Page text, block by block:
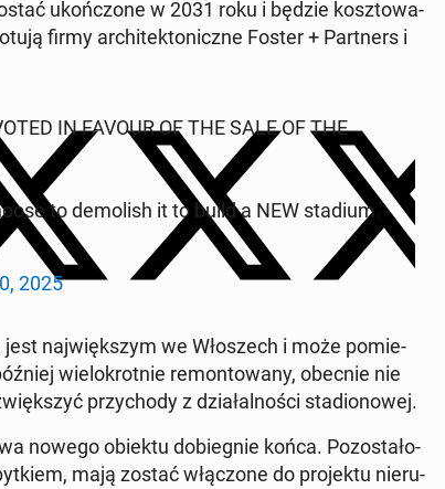
ukoń­czo­ne w 2031 roku i będzie kosz­to­wa­
firmy ar­chi­tek­to­nicz­ne Foster + Part­ners i
IN FAVOUR OF THE SALE OF THE
to de­mo­lish it to build a NEW stadium.
2025
naj­więk­szym we Wło­szech i może po­mie­
wie­lo­krot­nie re­mon­to­wa­ny, obecnie nie
przy­cho­dy z dzia­łal­no­ści sta­dio­no­wej.
nowego obiektu do­bie­gnie końca. Po­zo­sta­ło­
mają zostać włą­czo­ne do pro­jek­tu nie­ru­